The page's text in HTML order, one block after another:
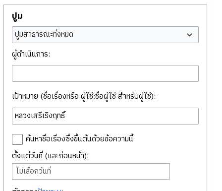
ปูม
ปูมสาธารณะทั้งหมด
ผู้ดำเนินการ:
เป้าหมาย (ชื่อเรื่องหรือ ผู้ใช้:ชื่อผู้ใช้ สำหรับผู้ใช้):
ค้นหาชื่อเรื่องซึ่งขึ้นต้นด้วยข้อความนี้
ตั้งแต่วันที่ (และก่อนหน้า):
ไม่เลือกวันที่